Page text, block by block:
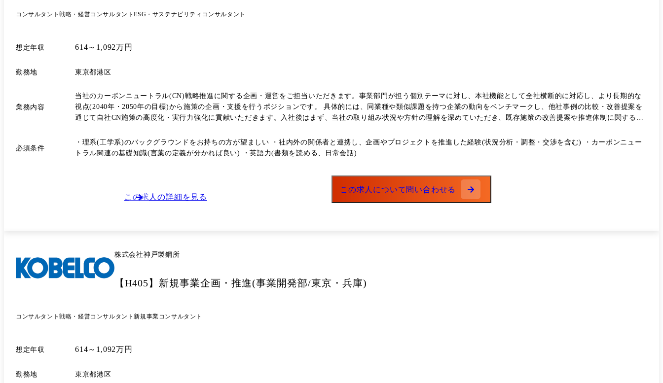
コンサルタント戦略・経営コンサルタントESG・サステナビリティコンサルタント
想定年収 614～1,092万円
勤務地 東京都港区
業務内容
当社のカーボンニュートラル(CN)戦略推進に関する企画・運営をご担当いただきます。事業部門が担う個別テーマに対し、本社機能として全社横断的に対応し、より長期的な
視点(2040年・2050年の目標)から施策の企画・支援を行うポジションです。 具体的には、同業種や類似課題を持つ企業の動向をベンチマークし、他社事例の比較・改善提案を
通じて自社CN施策の高度化・実行力強化に貢献いただきます。入社後はまず、当社の取り組み状況や方針の理解を深めていただき、既存施策の改善提案や推進体制に関する支
クトは原則2年程度をひと区切りとし、テーマによっては延長する場合もあります。事務局としての役割も大きく、社内外との折衝、報告会の運営を通じて推進していただきま
す。 将来的には、2年程度を目安にプロジェクトを自律的にマネジメントしていただくことを想定しています。実行現場での運営というよりも、企画・調整・事務局運営を通じ
今の技術戦略企画は、自社の事業、技術にとらわれるだけでなく、社外からの技術獲得なども重要な課題であり仕事の幅や規模は増加していくと思われます。広い視点で業務
を行っていただくことで、今まで得らえなかった経験が得られるとともに自身のスキルアップにもつながると考えます。 業務の都合等により、会社の指示する業務への異動を
必須条件
・理系(工学系)のバックグラウンドをお持ちの方が望ましい ・社内外の関係者と連携し、企画やプロジェクトを推進した経験(状況分析・調整・交渉を含む) ・カーボンニュー
トラル関連の基礎知識(言葉の定義が分かれば良い) ・英語力(書類を読める、日常会話)
この求人の詳細を見る
この求人について問い合わせる
株式会社神戸製鋼所
【H405】新規事業企画・推進(事業開発部/東京・兵庫)
コンサルタント戦略・経営コンサルタント新規事業コンサルタント
想定年収 614～1,092万円
勤務地 東京都港区